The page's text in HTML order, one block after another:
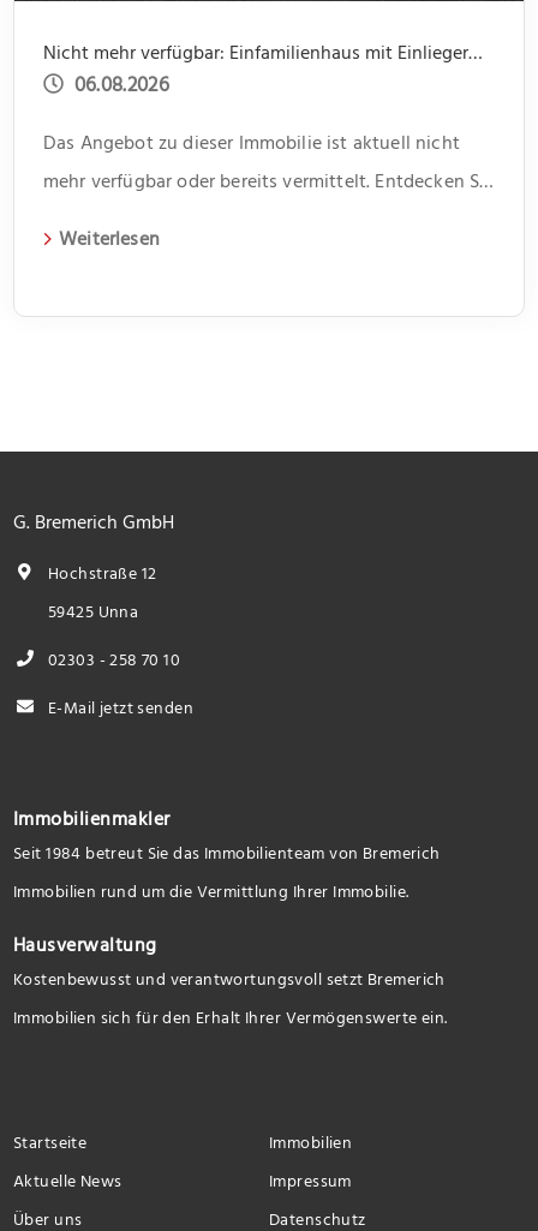
Nicht mehr verfügbar: Einfamilienhaus mit Einliegerwohnung, Garage, Garten -offene Besichtigung 31.07 um 14.00 bis 15.30
06.08.2026
Das Angebot zu dieser Immobilie ist aktuell nicht
mehr verfügbar oder bereits vermittelt. Entdecken Sie
Weiterlesen
G. Bremerich GmbH
Hochstraße 12
59425 Unna
02303 - 258 70 10
E-Mail jetzt senden
Immobilienmakler
Seit 1984 betreut Sie das Immobilienteam von Bremerich
Immobilien rund um die Vermittlung Ihrer Immobilie.
Hausverwaltung
Kostenbewusst und verantwortungsvoll setzt Bremerich
Immobilien sich für den Erhalt Ihrer Vermögenswerte ein.
Startseite
Immobilien
Aktuelle News
Impressum
Über uns
Datenschutz